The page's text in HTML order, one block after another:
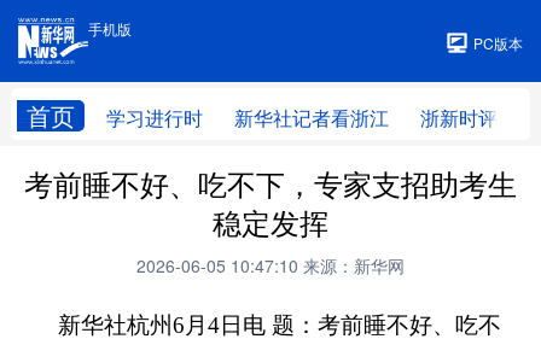
手机版
PC版本
首页 学习进行时 新华社记者看浙江 浙新时评
手机版
考前睡不好、吃不下，专家支招助考生
稳定发挥
2026-06-05 10:47:10 来源：新华网
新华社杭州6月4日电 题：考前睡不好、吃不